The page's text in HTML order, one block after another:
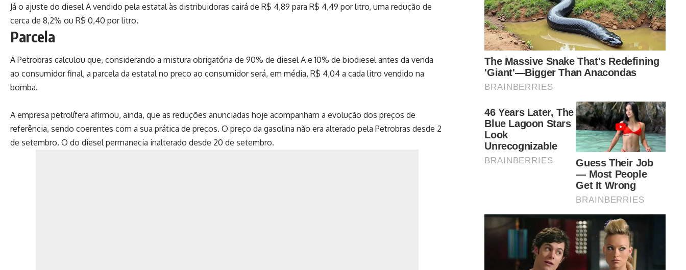
Já o ajuste do diesel A vendido pela estatal às distribuidoras cairá de R$ 4,89 para R$ 4,49 por litro, uma redução de
cerca de 8,2% ou R$ 0,40 por litro.
Parcela
A Petrobras calculou que, considerando a mistura obrigatória de 90% de diesel A e 10% de biodiesel antes da venda
ao consumidor final, a parcela da estatal no preço ao consumidor será, em média, R$ 4,04 a cada litro vendido na
bomba.
A empresa petrolífera afirmou, ainda, que as reduções anunciadas hoje acompanham a evolução dos preços de
referência, sendo coerentes com a sua prática de preços. O preço da gasolina não era alterado pela Petrobras desde 2
de setembro. O do diesel permanecia inalterado desde 20 de setembro.